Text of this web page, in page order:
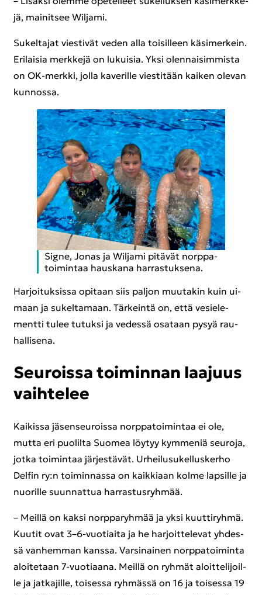
jä, mai­nit­see Wiljami.
Su­kel­ta­jat vies­ti­vät veden alla toi­sil­leen kä­si­mer­kein.
Eri­lai­sia merk­ke­jä on lu­kui­sia. Yksi olen­nai­sim­mis­ta
on OK-​merkki, jolla ka­ve­ril­le vies­ti­tään kai­ken ole­van
kun­nos­sa.
Signe, Jonas ja Wiljami pi­tä­vät norp­pa­
toi­min­taa haus­ka­na har­ras­tuk­se­na.
Har­joi­tuk­sis­sa opi­taan siis pal­jon muu­ta­kin kuin ui­
maan ja su­kel­ta­maan. Tär­kein­tä on, että ve­sie­le­
ment­ti tulee tu­tuk­si ja ve­des­sä osa­taan pysyä rau­
hal­li­se­na.
Seu­rois­sa toi­min­nan laa­juus
vaih­te­lee
Kai­kis­sa jä­sen­seu­rois­sa norp­pa­toi­min­taa ei ole,
mutta eri puo­lil­ta Suo­mea löy­tyy kym­me­niä seu­ro­ja,
jotka toi­min­taa jär­jes­tä­vät. Ur­hei­lusu­kel­lus­ker­ho
Del­fin ry:n toi­min­nas­sa on kaik­ki­aan kolme lap­sil­le ja
nuo­ril­le suun­nat­tua har­ras­tus­ryh­mää.
– Meil­lä on kaksi norp­pa­ryh­mää ja yksi kuut­ti­ryh­mä.
Kuu­tit ovat 3–6-​vuotiaita ja he har­joit­te­le­vat yh­des­
sä van­hem­man kans­sa. Var­si­nai­nen norp­pa­toi­min­ta
aloi­te­taan 7-​vuotiaana. Meil­lä on ryh­mät aloit­te­li­joil­
le ja jat­ka­jil­le, toi­ses­sa ryh­mäs­sä on 16 ja toi­ses­sa 19